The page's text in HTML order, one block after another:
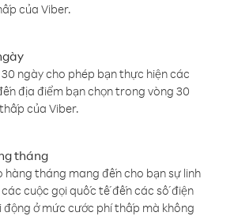
của Viber.
ngày cho phép bạn thực hiện các
địa điểm bạn chọn trong vòng 30
của Viber.
tháng
hàng tháng mang đến cho bạn sự linh
cuộc gọi quốc tế đến các số điện
động ở mức cước phí thấp mà không